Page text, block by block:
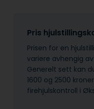
Pris
Prisen for en
variere avhengig
Generelt sett kan
1600 og 2500
firehjulskontroll i